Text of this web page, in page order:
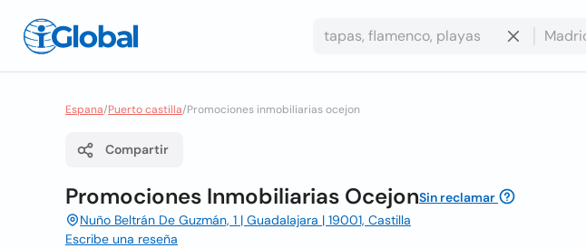
Espana/Puerto castilla/Promociones inmobiliarias ocejon
Compartir
Promociones Inmobiliarias OcejonSin reclamar
Nuño Beltrán De Guzmán, 1 | Guadalajara | 19001, Castilla
Escribe una reseña